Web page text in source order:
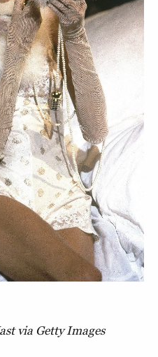
via Getty Images